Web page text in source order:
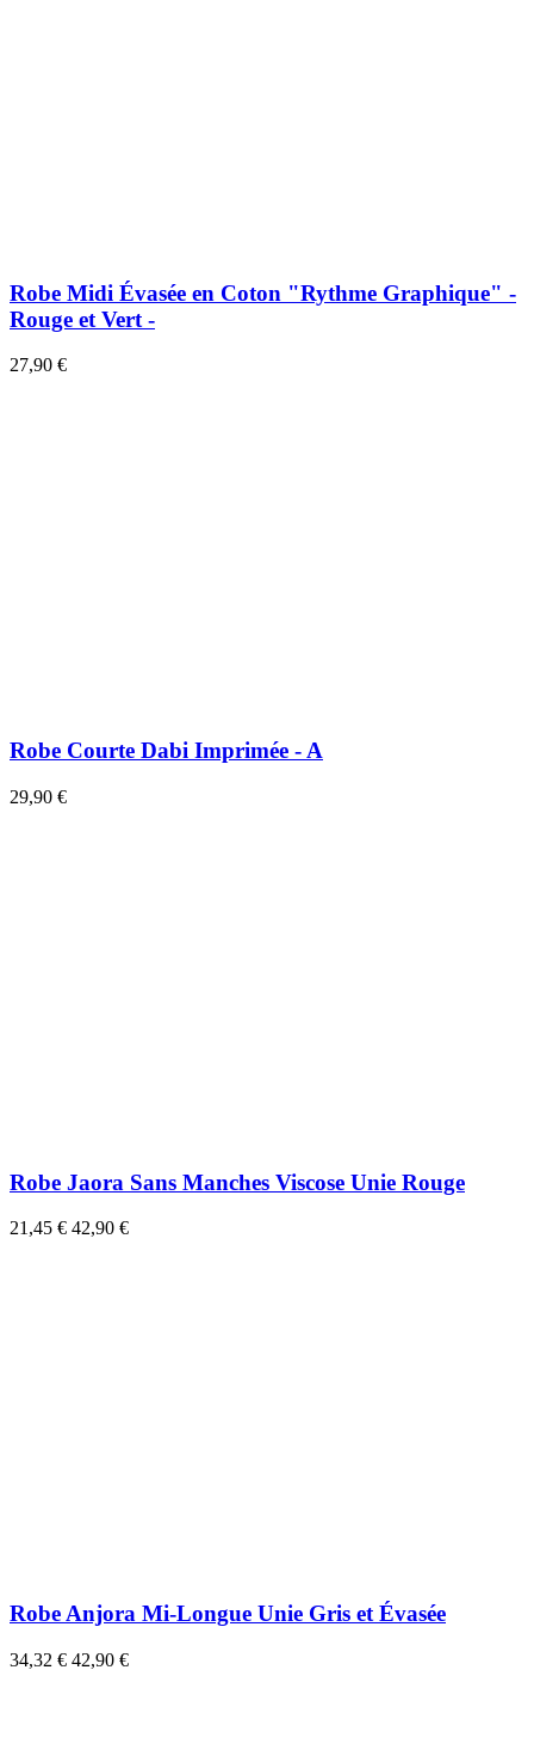
Robe Midi Évasée en Coton "Rythme Graphique" -
Rouge et Vert -
27,90 €
Robe Courte Dabi Imprimée - A
29,90 €
Robe Jaora Sans Manches Viscose Unie Rouge
21,45 € 42,90 €
Robe Anjora Mi-Longue Unie Gris et Évasée
34,32 € 42,90 €